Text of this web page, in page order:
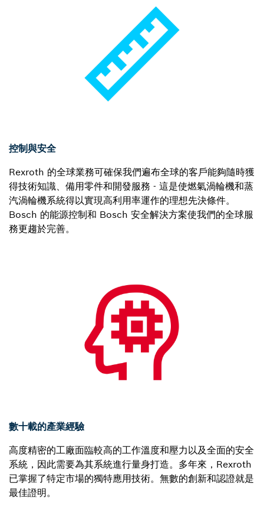
控制與安全
Rexroth 的全球業務可確保我們遍布全球的客戶能夠隨時獲
得技術知識、備用零件和開發服務 - 這是使燃氣渦輪機和蒸
汽渦輪機系統得以實現高利用率運作的理想先決條件。
Bosch 的能源控制和 Bosch 安全解決方案使我們的全球服
務更趨於完善。
數十載的產業經驗
高度精密的工廠面臨較高的工作溫度和壓力以及全面的安全
系統，因此需要為其系統進行量身打造。多年來，Rexroth
已掌握了特定市場的獨特應用技術。無數的創新和認證就是
最佳證明。